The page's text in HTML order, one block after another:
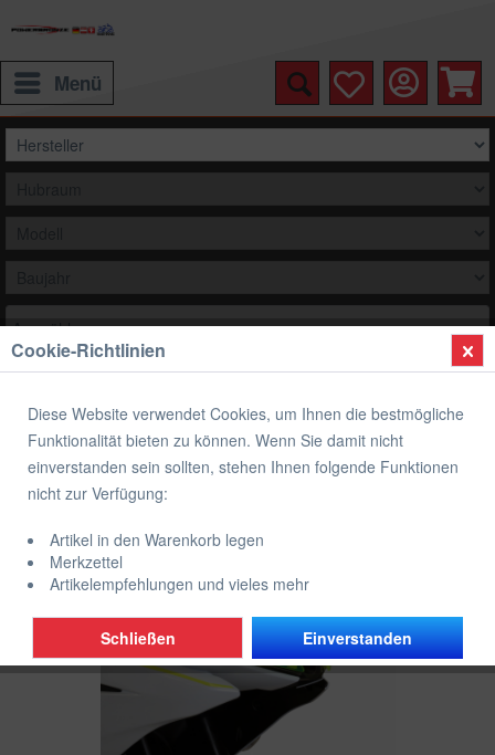
Menü
Auswählen
Scheinwerferabdeckung, Yamaha YZF-
R125 ab 2019
Cookie-Richtlinien
Diese Website verwendet Cookies, um Ihnen die bestmögliche
Funktionalität bieten zu können. Wenn Sie damit nicht
einverstanden sein sollten, stehen Ihnen folgende Funktionen
nicht zur Verfügung:
Artikel in den Warenkorb legen
Merkzettel
Artikelempfehlungen und vieles mehr
Einverstanden
Schließen